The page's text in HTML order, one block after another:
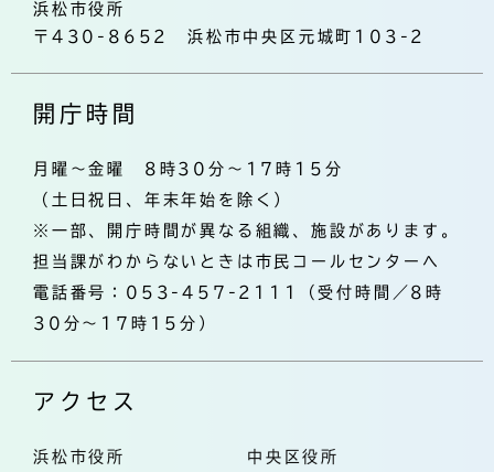
浜松市役所
〒430-8652 浜松市中央区元城町103-2
開庁時間
月曜～金曜 8時30分～17時15分
（土日祝日、年末年始を除く）
※一部、開庁時間が異なる組織、施設があります。
担当課がわからないときは市民コールセンターへ
電話番号：053-457-2111（受付時間／8時
30分～17時15分）
アクセス
浜松市役所
中央区役所